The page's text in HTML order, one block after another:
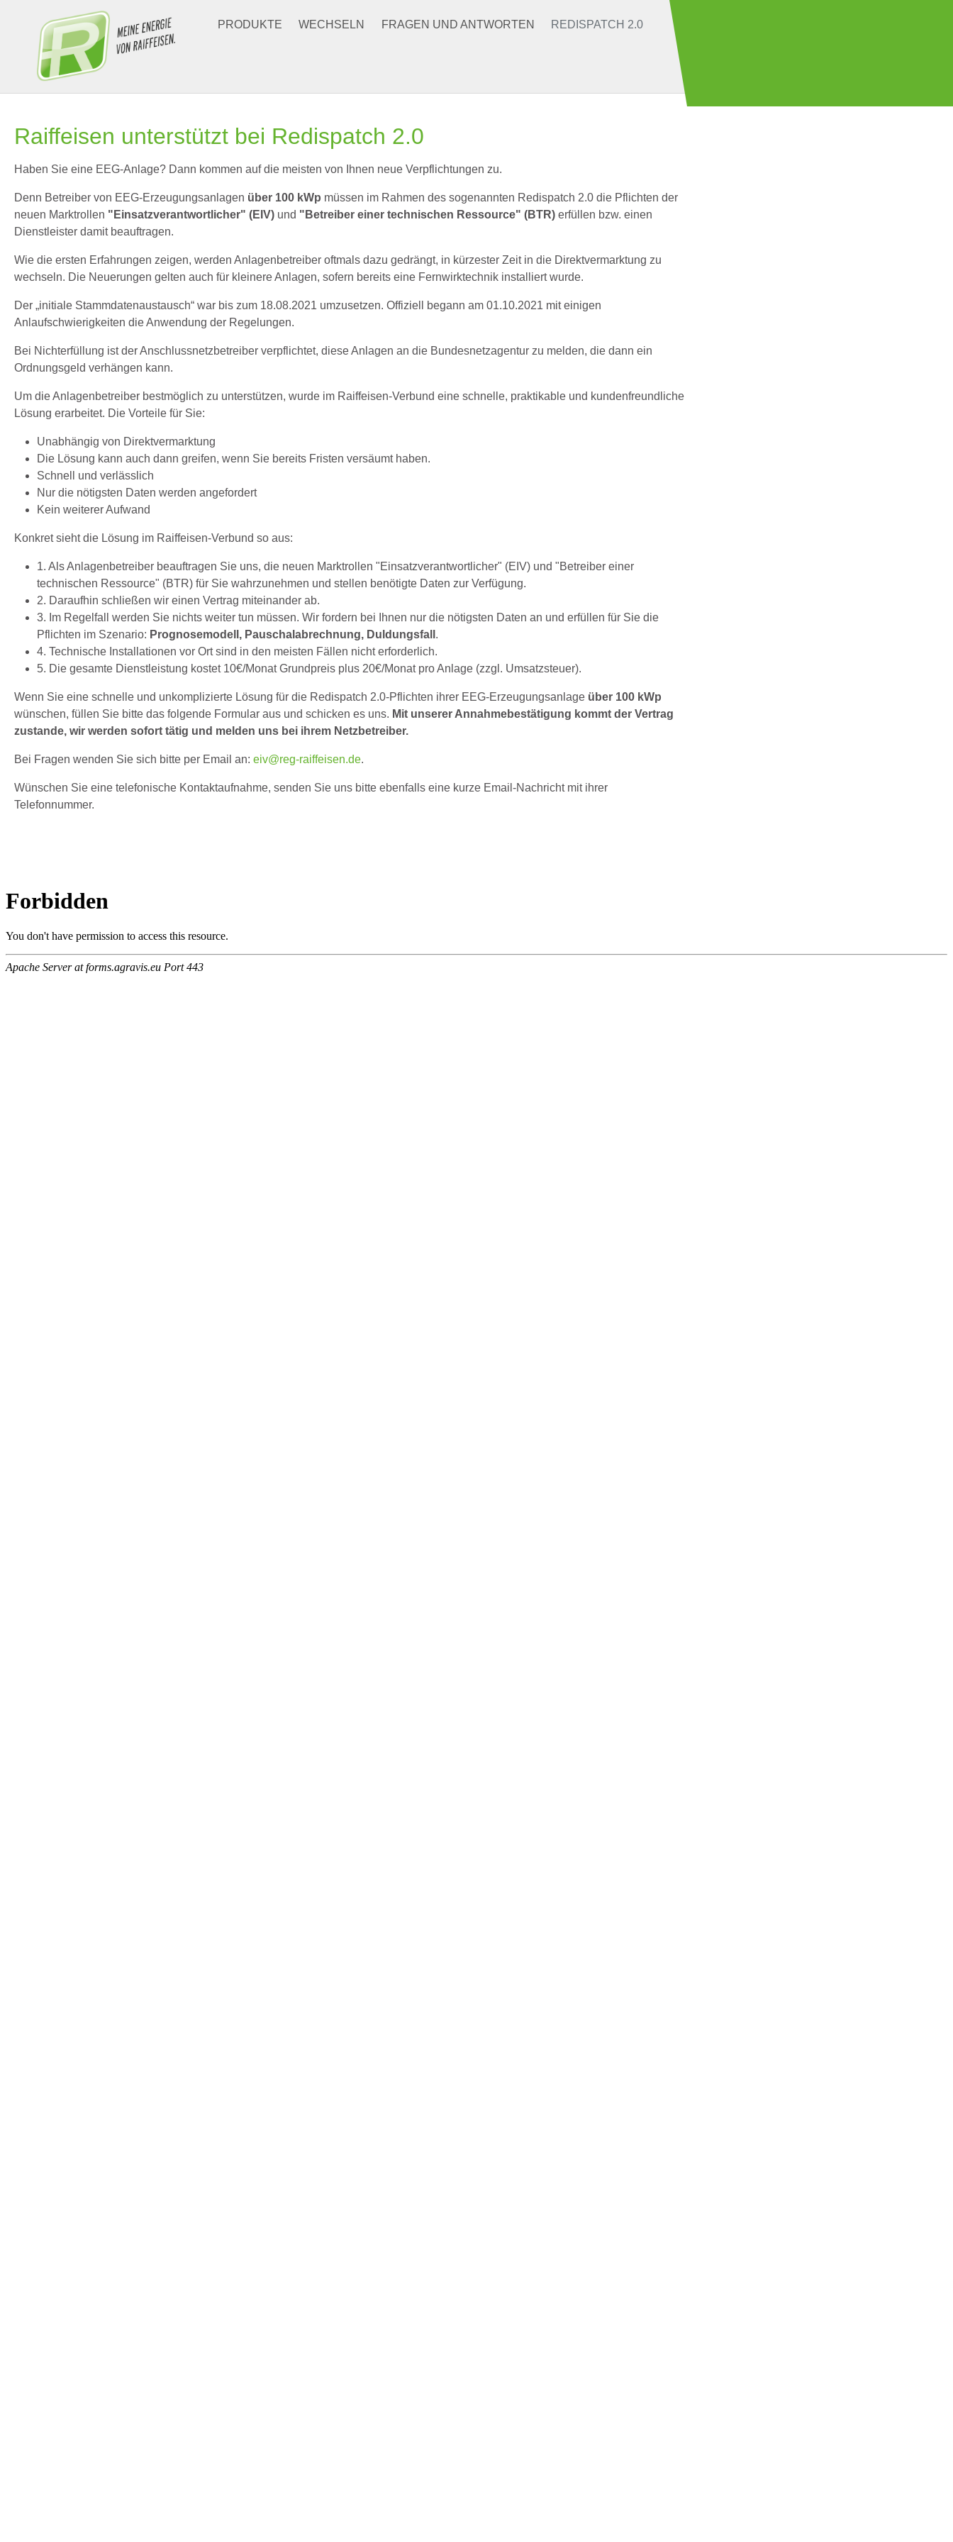
PRODUKTE
WECHSELN FRAGEN UND ANTWORTEN REDISPATCH 2.0(current)
Raiffeisen unterstützt bei Redispatch 2.0
Haben Sie eine EEG-Anlage? Dann kommen auf die meisten von Ihnen neue Verpflichtungen zu.
Denn Betreiber von EEG-Erzeugungsanlagen über 100 kWp müssen im Rahmen des sogenannten Redispatch 2.0 die Pflichten der
neuen Marktrollen "Einsatzverantwortlicher" (EIV) und "Betreiber einer technischen Ressource" (BTR) erfüllen bzw. einen
Dienstleister damit beauftragen.
Wie die ersten Erfahrungen zeigen, werden Anlagenbetreiber oftmals dazu gedrängt, in kürzester Zeit in die Direktvermarktung zu
wechseln. Die Neuerungen gelten auch für kleinere Anlagen, sofern bereits eine Fernwirktechnik installiert wurde.
Der „initiale Stammdatenaustausch“ war bis zum 18.08.2021 umzusetzen. Offiziell begann am 01.10.2021 mit einigen
Anlaufschwierigkeiten die Anwendung der Regelungen.
Bei Nichterfüllung ist der Anschlussnetzbetreiber verpflichtet, diese Anlagen an die Bundesnetzagentur zu melden, die dann ein
Ordnungsgeld verhängen kann.
Um die Anlagenbetreiber bestmöglich zu unterstützen, wurde im Raiffeisen-Verbund eine schnelle, praktikable und kundenfreundliche
Lösung erarbeitet. Die Vorteile für Sie:
Unabhängig von Direktvermarktung
Die Lösung kann auch dann greifen, wenn Sie bereits Fristen versäumt haben.
Schnell und verlässlich
Nur die nötigsten Daten werden angefordert
Kein weiterer Aufwand
Konkret sieht die Lösung im Raiffeisen-Verbund so aus:
1. Als Anlagenbetreiber beauftragen Sie uns, die neuen Marktrollen "Einsatzverantwortlicher" (EIV) und "Betreiber einer
technischen Ressource" (BTR) für Sie wahrzunehmen und stellen benötigte Daten zur Verfügung.
2. Daraufhin schließen wir einen Vertrag miteinander ab.
3. Im Regelfall werden Sie nichts weiter tun müssen. Wir fordern bei Ihnen nur die nötigsten Daten an und erfüllen für Sie die
Pflichten im Szenario: Prognosemodell, Pauschalabrechnung, Duldungsfall .
4. Technische Installationen vor Ort sind in den meisten Fällen nicht erforderlich.
5. Die gesamte Dienstleistung kostet 10€/Monat Grundpreis plus 20€/Monat pro Anlage (zzgl. Umsatzsteuer).
Wenn Sie eine schnelle und unkomplizierte Lösung für die Redispatch 2.0-Pflichten ihrer EEG-Erzeugungsanlage über 100 kWp
wünschen, füllen Sie bitte das folgende Formular aus und schicken es uns. Mit unserer Annahmebestätigung kommt der Vertrag
zustande, wir werden sofort tätig und melden uns bei ihrem Netzbetreiber.
Bei Fragen wenden Sie sich bitte per Email an: eiv@reg-raiffeisen.de.
Wünschen Sie eine telefonische Kontaktaufnahme, senden Sie uns bitte ebenfalls eine kurze Email-Nachricht mit ihrer
Telefonnummer.